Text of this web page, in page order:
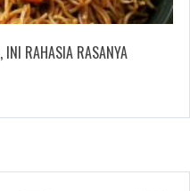
INI RAHASIA RASANYA